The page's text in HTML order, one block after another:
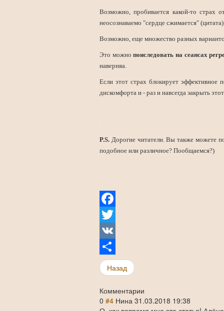
Возможно, пробивается какой-то
неосознаваемо "сердце сжимается"
Возможно, еще множество разных
Это можнопоиследовать на сеансах
наверняа.
Если этот страх блокирует эффективное
дискомфорта и - раз и навсегда закрыть
P.S. Дорогие читатели. Вы также можете
подобное или различное? Пообщаемся?)
Facebook
Twitter
VK
Share
Назад
Комментарии
0 #4 Нина 31.03.2018 19:38